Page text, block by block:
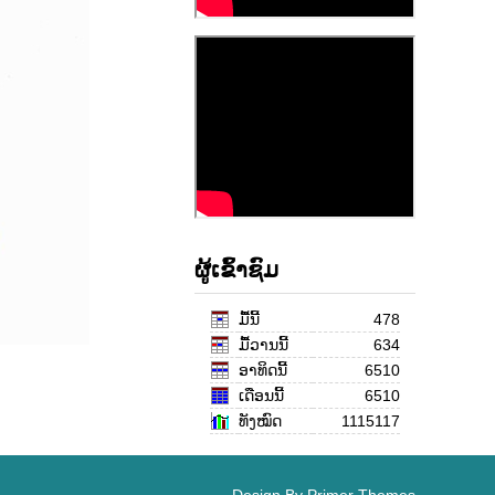
ຜູ້ເຂົ້າຊົມ
ມື້ນີ້
478
ມື້ວານນີ້
634
ອາທິດນີ້
6510
ເດືອນ​ນີ້
6510
ທັງໝົດ
1115117